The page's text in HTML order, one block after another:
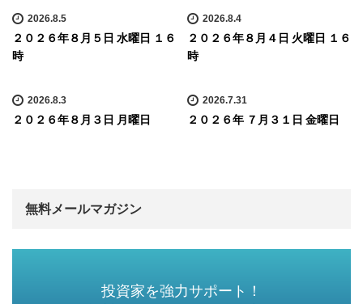
2026.8.5
２０２６年８月５日 水曜日 １６
時
2026.8.4
２０２６年８月４日 火曜日 １６
時
2026.8.3
２０２６年８月３日 月曜日
2026.7.31
２０２６年 ７月３１日 金曜日
無料メールマガジン
投資家を強力サポート！